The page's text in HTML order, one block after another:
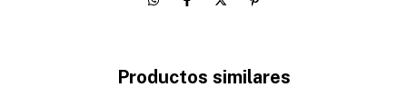
Productos similares